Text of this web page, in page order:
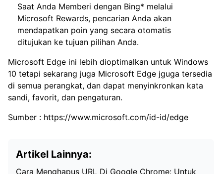
Saat Anda Memberi dengan Bing* melalui
Microsoft Rewards, pencarian Anda akan
mendapatkan poin yang secara otomatis
ditujukan ke tujuan pilihan Anda.
Microsoft Edge ini lebih dioptimalkan untuk Windows
10 tetapi sekarang juga Microsoft Edge jguga tersedia
di semua perangkat, dan dapat menyinkronkan kata
sandi, favorit, dan pengaturan.
Sumber : https://www.microsoft.com/id-id/edge
Artikel Lainnya:
Cara Menghapus URL Di Google Chrome: Untuk